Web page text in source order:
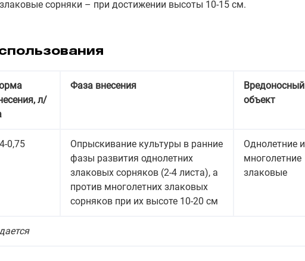
сорняки – при достижении высоты 10-15 см.
л/
Фаза внесения
Вредоносный
объект
0,75
Опрыскивание культуры в ранние
фазы развития однолетних
злаковых сорняков (2-4 листа), а
против многолетних злаковых
сорняков при их высоте 10-20 см
Однолетние и
многолетние
злаковые